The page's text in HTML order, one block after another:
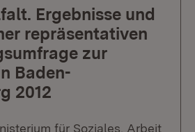
Ergebnisse und
repräsentativen
zur
Baden-
2012
für Soziales, Arbeit